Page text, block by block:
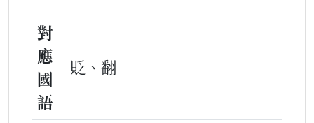
對
應
國
語
貶、翻